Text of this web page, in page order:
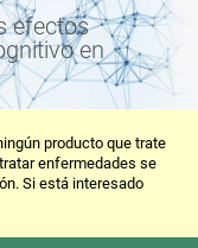
efectos
en
producto que trate
enfermedades se
Si está interesado